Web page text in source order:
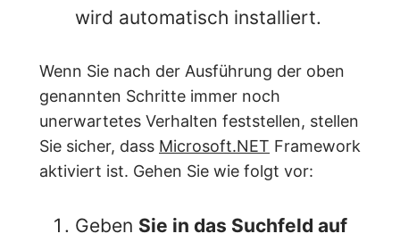
wird automatisch installiert.
Wenn Sie nach der Ausführung der oben
genannten Schritte immer noch
unerwartetes Verhalten feststellen, stellen
Sie sicher, dass Microsoft.NET Framework
aktiviert ist. Gehen Sie wie folgt vor:
Geben Sie in das Suchfeld auf